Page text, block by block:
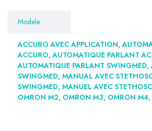
Modele :
ACCURO AVEC APPLICATION,
ACCURO, AUTOMATIQUE PARLANT
AUTOMATIQUE PARLANT SWINGMED,
SWINGMED, MANUAL AVEC
SWINGMED, MANUEL AVEC
OMRON M2, OMRON M3, OMRON